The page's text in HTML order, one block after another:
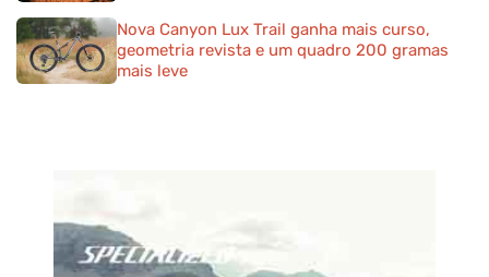
Nova Canyon Lux Trail ganha mais curso,
geometria revista e um quadro 200 gramas
mais leve